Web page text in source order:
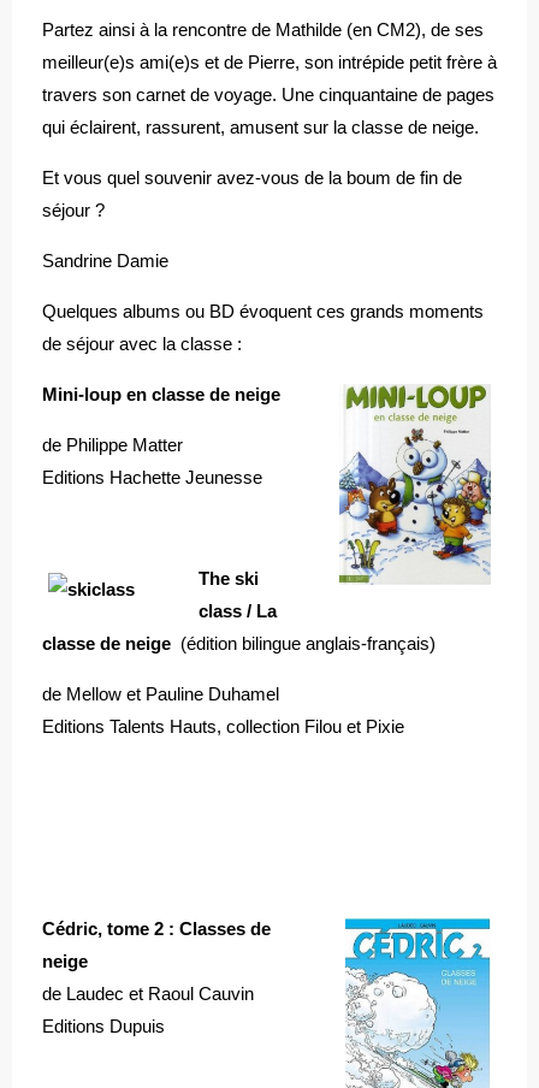
Partez ainsi à la rencontre de Mathilde (en CM2), de ses
meilleur(e)s ami(e)s et de Pierre, son intrépide petit frère à
travers son carnet de voyage. Une cinquantaine de pages
qui éclairent, rassurent, amusent sur la classe de neige.
Et vous quel souvenir avez-vous de la boum de fin de
séjour ?
Sandrine Damie
Quelques albums ou BD évoquent ces grands moments
de séjour avec la classe :
Mini-loup en classe de neige
de Philippe Matter
Editions Hachette Jeunesse
The ski
class / La
classe de neige (édition bilingue anglais-français)
de Mellow et Pauline Duhamel
Editions Talents Hauts, collection Filou et Pixie
Cédric, tome 2 : Classes de
neige
de Laudec et Raoul Cauvin
Editions Dupuis